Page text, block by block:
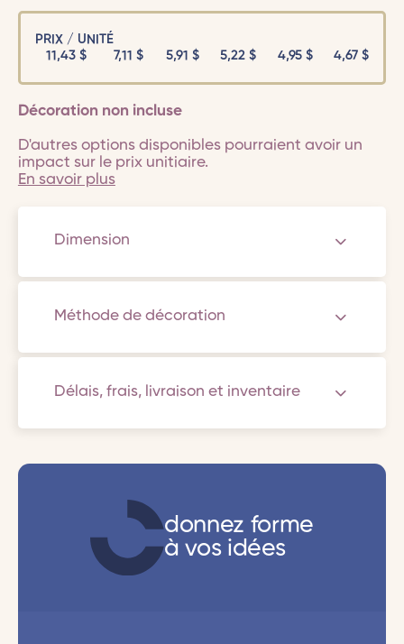
PRIX / UNITÉ
11,43$ 7,11 $ 5,91$ 5,22$ 4,95 $ 4,67$
Décoration non incluse
D'autres options disponibles pourraient avoir un
impact sur le prix unitiaire.
En savoir plus
Dimension
Méthode de décoration
Délais, frais, livraison et inventaire
donnez forme
à vos idées